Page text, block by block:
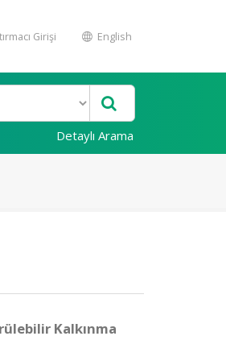
Girişi English
Detaylı Arama
Kalkınma